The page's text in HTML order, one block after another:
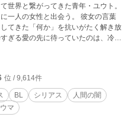
世界と繋がってきた青年・ユウト。
一人の女性と出会う。 彼女の言葉
てきた「何か」を抗いがたく解き放
ぎる愛の先に待っていたのは、冷酷
台となる東京の谷中、日暮里、谷
は突然、「もう一人の人物」へと移
場所で、別の孤独を抱えながら生き
なかった二つの魂が、運命に引き寄
」だけでなく、
泥」と、それでも人を愛し続ける意
位 / 9,614件
BL シリアス
人間の闇
マ